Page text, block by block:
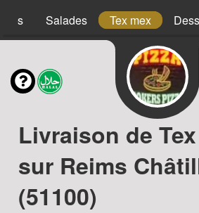
Salades Tex mex
Livraison de
sur Reims
(51100)